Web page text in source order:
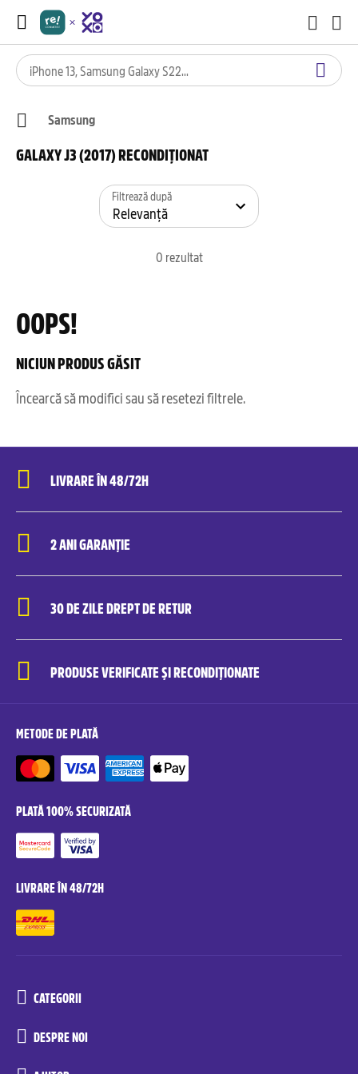
Samsung
GALAXY J3 (2017) RECONDIȚIONAT
0 rezultat
Filtrează după
OOPS!
NICIUN PRODUS GĂSIT
Încearcă să modifici sau să resetezi filtrele.
LIVRARE ÎN 48/72H
2 ANI GARANȚIE
30 DE ZILE DREPT DE RETUR
PRODUSE VERIFICATE ȘI RECONDIȚIONATE
METODE DE PLATĂ
PLATĂ 100% SECURIZATĂ
LIVRARE ÎN 48/72H
CATEGORII
DESPRE NOI